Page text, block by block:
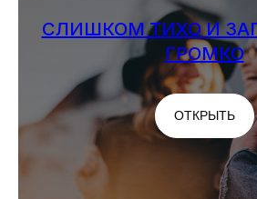
СЛИШКОМ ТИХО И
ГРОМКО
ОТКРЫТЬ